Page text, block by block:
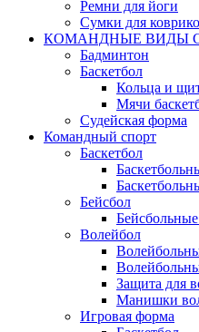
Ремни для йоги
Сумки для
КОМАНДНЫЕ ВИДЫ
Бадминтон
Баскетбол
Кольца и
Мячи
Судейская форма
Командный спорт
Баскетбол
Бейсбол
Волейбол
Защита для
Манишки
Игровая форма